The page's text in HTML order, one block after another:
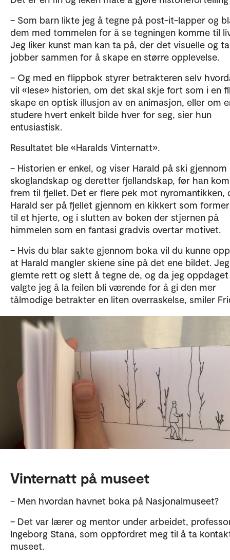
– Som barn likte jeg å tegne på post-it-lapper og
dem med tommelen for å se tegningen komme til
Jeg liker kunst man kan ta på, der det visuelle og
jobber sammen for å skape en større opplevelse.
– Og med en flippbok styrer betrakteren selv
vil «lese» historien, om det skal skje fort som i en
skape en optisk illusjon av en animasjon, eller om
studere hvert enkelt bilde hver for seg, sier hun
entusiastisk.
Resultatet ble «Haralds Vinternatt».
– Historien er enkel, og viser Harald på ski gjennom
skoglandskap og deretter fjellandskap, før han
frem til fjellet. Det er flere pek mot nyromantikken,
Harald ser på fjellet gjennom en kikkert som
til et hjerte, og i slutten av boken der stjernen på
himmelen som en fantasi gradvis overtar motivet.
– Hvis du blar sakte gjennom boka vil du kunne
at Harald mangler skiene sine på det ene bildet. Jeg
glemte rett og slett å tegne de, og da jeg
valgte jeg å la feilen bli værende for å gi den mer
tålmodige betrakter en liten overraskelse, smiler
Vinternatt på museet
– Men hvordan havnet boka på Nasjonalmuseet?
– Det var lærer og mentor under arbeidet,
Ingeborg Stana, som oppfordret meg til å ta
museet.